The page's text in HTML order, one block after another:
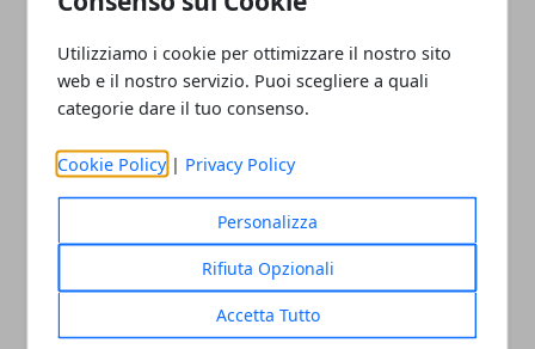
Utilizziamo i cookie per ottimizzare il nostro sito
web e il nostro servizio. Puoi scegliere a quali
categorie dare il tuo consenso.
Cookie Policy | Privacy Policy
Personalizza
Rifiuta Opzionali
Accetta Tutto
Vuoi contattare la redazione?
Scrivi aredazione@citta365.it
Indica nell'oggetto:Nome Città - Richiesta
(esempio: Milano - Segnalazione Evento)